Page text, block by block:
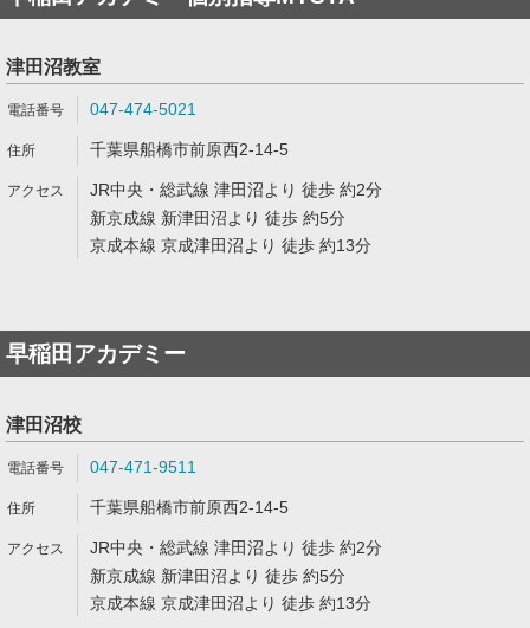
津田沼教室
047-474-5021
千葉県船橋市前原西2-14-5
JR中央・総武線 津田沼より 徒歩 約2分
新京成線 新津田沼より 徒歩 約5分
京成本線 京成津田沼より 徒歩 約13分
早稲田アカデミー
津田沼校
047-471-9511
千葉県船橋市前原西2-14-5
JR中央・総武線 津田沼より 徒歩 約2分
新京成線 新津田沼より 徒歩 約5分
京成本線 京成津田沼より 徒歩 約13分